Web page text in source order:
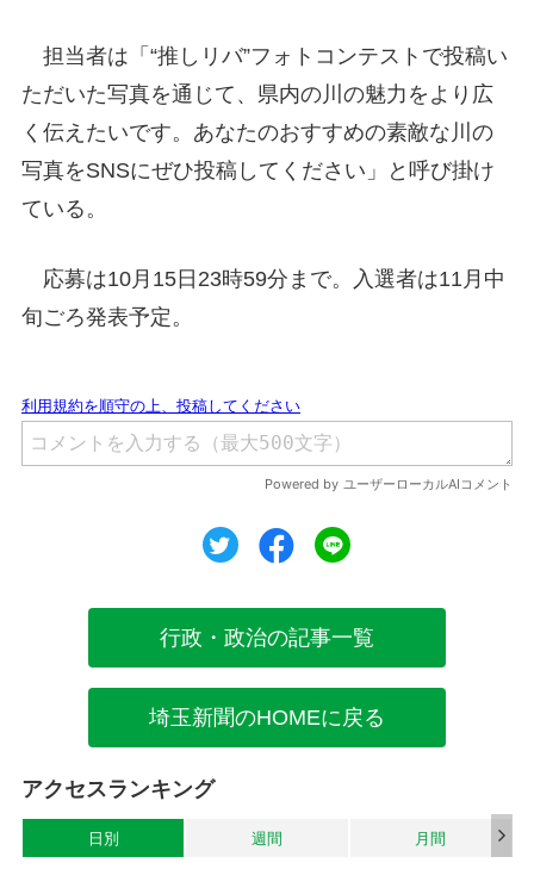
担当者は「“推しリバ”フォトコンテストで投稿い
ただいた写真を通じて、県内の川の魅力をより広
く伝えたいです。あなたのおすすめの素敵な川の
写真をSNSにぜひ投稿してください」と呼び掛け
ている。
応募は10月15日23時59分まで。入選者は11月中
旬ごろ発表予定。
ツイートシェア
行政・政治の記事一覧
埼玉新聞のHOMEに戻る
アクセスランキング
日別 週間 月間